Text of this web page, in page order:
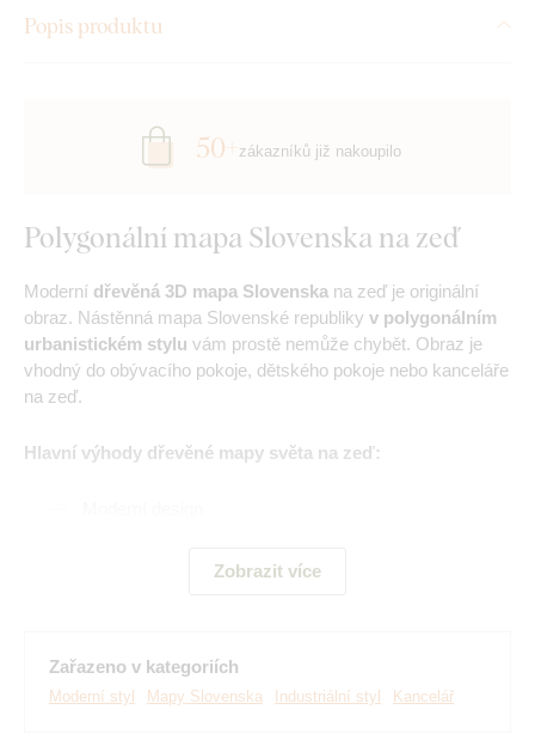
Popis produktu
Polygonální mapa Slovenska na zeď
Moderní dřevěná 3D mapa Slovenska na zeď je originální
obraz. Nástěnná mapa Slovenské republiky v polygonálním
urbanistickém stylu vám prostě nemůže chybět. Obraz je
vhodný do obývacího pokoje, dětského pokoje nebo kanceláře
na zeď.
Hlavní výhody dřevěné mapy světa na zeď:
Jednoduchá montáž na zeď
Zobrazit více
50+ zákazníků již nakoupilo
Zařazeno v kategoriích
Moderní styl Mapy Slovenska Industriální styl Kancelář